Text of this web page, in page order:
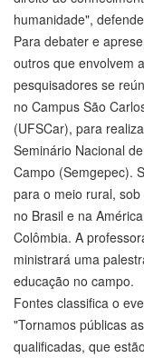
humanidade",
Para debater e
outros que envolvem
pesquisadores se
no Campus São
(UFSCar), para
Seminário Nacional
Campo (Semgepec).
para o meio rural,
no Brasil e na
Colômbia. A
ministrará uma
educação no campo.
Fontes classifica o
"Tornamos públicas
qualificadas, que